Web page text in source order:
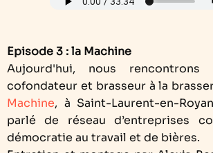
Episode 3 : la Machine
Aujourd'hui, nous rencontrons
cofondateur et brasseur à la
Machine, à Saint-Laurent-en-
parlé de réseau d’entreprises
démocratie au travail et de bières.